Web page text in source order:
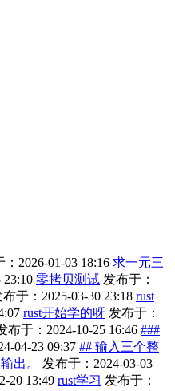
：2026-01-03 18:16 求一元三
23:10 零拷贝测试 发布于：
布于：2025-03-30 23:18 rust
rust开始学的呀 发布于：
布于：2024-10-25 16:46 ###
04-23 09:37 ## 输入三个整
出。
发布于：2024-03-03
20 13:49 rust学习 发布于：